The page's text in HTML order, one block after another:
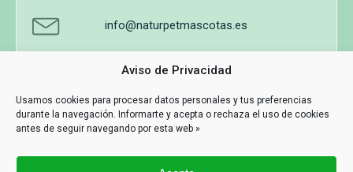
Aviso de Privacidad
Usamos cookies para procesar datos personales y tus preferencias
durante la navegación. Informarte y acepta o rechaza el uso de cookies
antes de seguir navegando por esta web »
info@naturpetmascotas.es
Aviso legal Política de privacidad
Términos y Condiciones de Compra